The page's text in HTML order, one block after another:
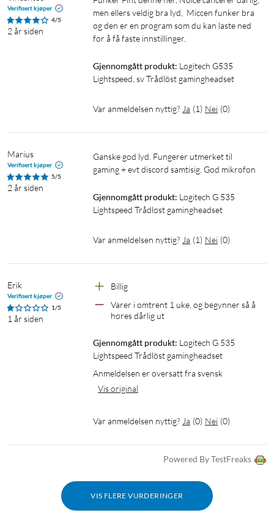
Vendbar myk bøyle
USB-mottaker for LIGHTSPEED
Høyttalerelement: 40 mm
Discord-sertifisert: Krystallklar kommunikasjon
Systemkrav:
LIGHTSPEED: Windows® 10, macOS X 10.14 eller nyere
funksjoner krever Logitech G HUB-programvare. Last ned på
Verifisert kjøper
4/5
2 år siden
men ellers veldig bra lyd,  Miccen funker bra
og den er en program som du kan laste ned
for å få faste innstillinger.
Gjennomgått produkt: Logitech G535
Lightspeed, sv Trådlöst gamingheadset
Var anmeldelsen nyttig? Ja (1) Nei (0)
Marius
Verifisert kjøper
5/5
2 år siden
Ganske god lyd. Fungerer utmerket til
gaming + evt discord samtisig. God mikrofon
Gjennomgått produkt: Logitech G 535
Lightspeed Trådløst gamingheadset
Var anmeldelsen nyttig? Ja (1) Nei (0)
Erik
Verifisert kjøper
1/5
1 år siden
Billig
Varer i omtrent 1 uke, og begynner så å
høres dårlig ut
Gjennomgått produkt: Logitech G 535
Lightspeed Trådlöst gamingheadset
Anmeldelsen er oversatt fra svensk
Vis original
Var anmeldelsen nyttig? Ja (0) Nei (0)
Powered By TestFreaks
VIS FLERE VURDERINGER